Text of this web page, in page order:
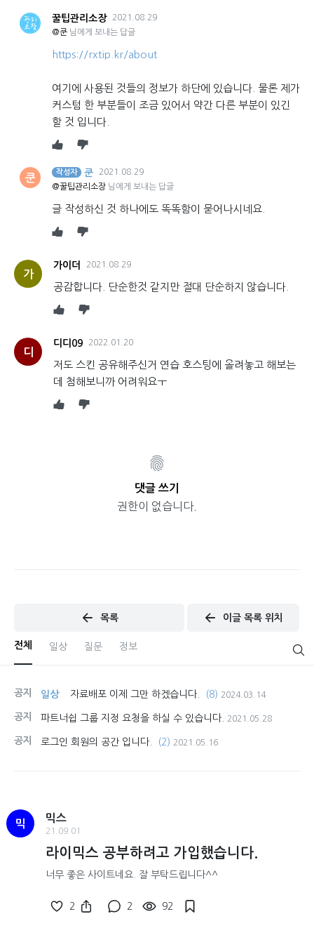
꿀팁관리소장
2021.08.29
@쿤 님에게 보내는 답글
https://rxtip.kr/about
여기에 사용된 것들의 정보가 하단에 있습니다. 물론 제가
커스텀 한 부분들이 조금 있어서 약간 다른 부분이 있긴
할 것 입니다.
쿤 작성자 쿤
2021.08.29
@꿀팁관리소장 님에게 보내는 답글
글 작성하신 것 하나에도 똑똑함이 묻어나시네요.
가
가이더 2021.08.29
공감합니다. 단순한것 같지만 절대 단순하지 않습니다.
디
디디09 2022.01.20
저도 스킨 공유해주신거 연습 호스팅에 올려놓고 해보는
데 첨해보니까 어려워요ㅜ
댓글 쓰기
권한이 없습니다.
목록 이글 목록 위치
전체 일상 질문 정보
공지 일상 자료배포 이제 그만 하겠습니다. (8) 2024.03.14
공지 파트너쉽 그룹 지정 요청을 하실 수 있습니다. 2021.05.28
공지 로그인 회원의 공간 입니다. (2) 2021.05.16
믹
믹스
21.09.01
라이믹스 공부하려고 가입했습니다.
너무 좋은 사이트네요. 잘 부탁드립니다^^
2 2 92